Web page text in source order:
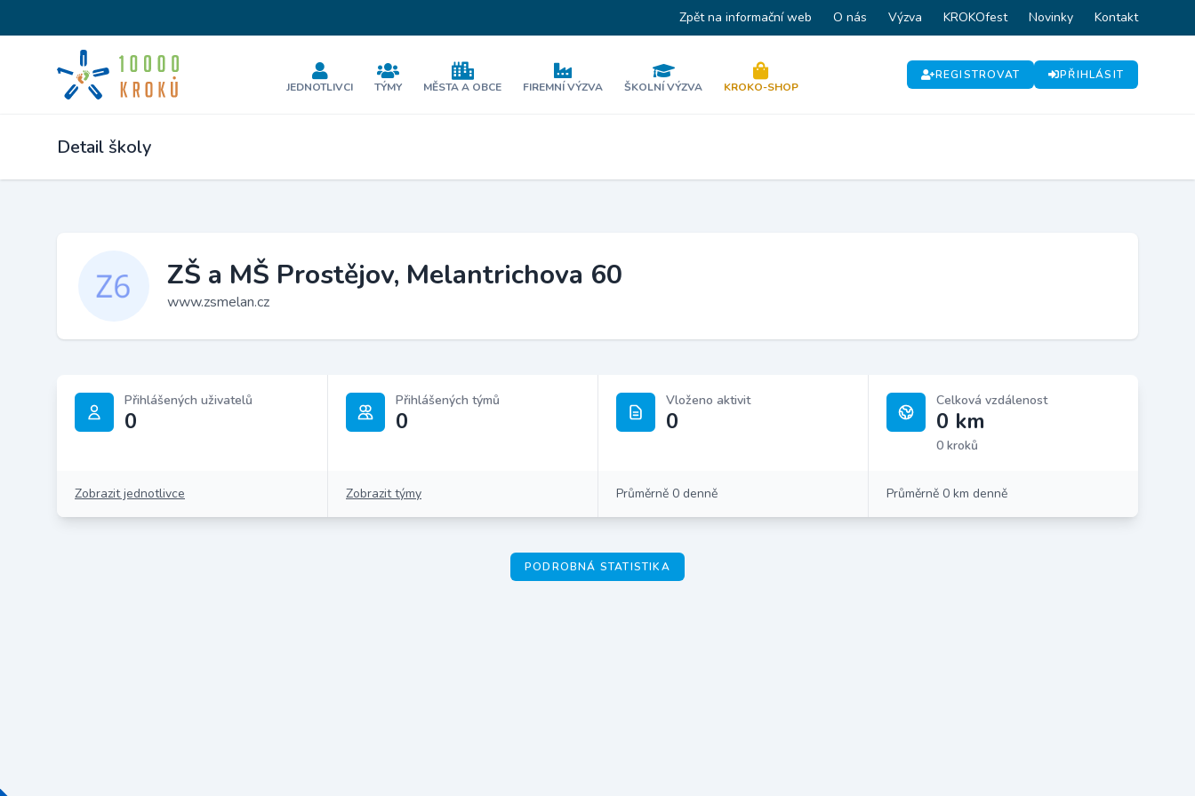
Zpět na informační web O nás Výzva KROKOfest Novinky Kontakt
JEDNOTLIVCI TÝMY MĚSTA A OBCE FIREMNÍ VÝZVA ŠKOLNÍ VÝZVA KROKO-SHOP
REGISTROVAT PŘIHLÁSIT
Detail školy
ZŠ a MŠ Prostějov, Melantrichova 60
www.zsmelan.cz
Přihlášených uživatelů
0
Zobrazit jednotlivce
Přihlášených týmů
0
Zobrazit týmy
Vloženo aktivit
0
Průměrně 0 denně
Celková vzdálenost
0 km
0 kroků
Průměrně 0 km denně
PODROBNÁ STATISTIKA